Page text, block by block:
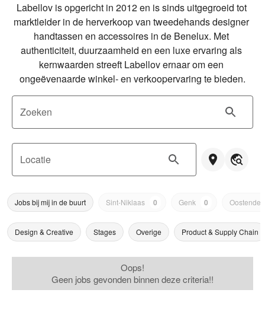
Labellov is opgericht in 2012 en is sinds uitgegroeid tot
marktleider in de herverkoop van tweedehands designer
handtassen en accessoires in de Benelux. Met
authenticiteit, duurzaamheid en een luxe ervaring als
kernwaarden streeft Labellov ernaar om een
ongeëvenaarde winkel- en verkoopervaring te bieden.
Zoeken
Locatie
Jobs bij mij in de buurt Sint-Niklaas 0 Genk 0 Oostende
Design & Creative Stages Overige Product & Supply Chain
Oops!
Geen jobs gevonden binnen deze criteria!!